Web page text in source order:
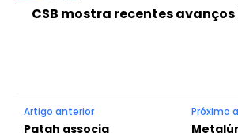
CSB mostra recentes
Artigo anterior
Patah associa
Próximo